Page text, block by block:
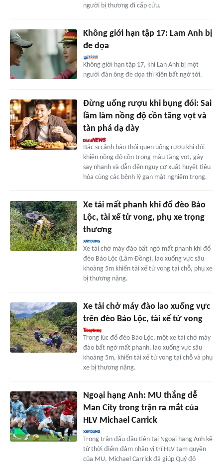
người bị thương đi cấp cứu.
Không giới hạn tập 17: Lam Anh bị
đe dọa
Không giới hạn tập 17, khi Lan Anh bị một
người đàn ông đe dọa thì Kiên bất ngờ tới.
Đừng uống rượu khi bụng đói: Sai
lầm làm nồng độ cồn tăng vọt và
tàn phá dạ dày
Bác sĩ cảnh báo thói quen uống rượu khi đói
khiến nồng độ cồn trong máu tăng vọt, gây
say nhanh và dẫn đến nguy cơ xuất huyết tiêu
hóa cùng các bệnh lý gan mật nghiêm trọng.
Xe tải mất phanh khi đổ đèo Bảo
Lộc, tài xế tử vong, phụ xe trọng
thương
Xe tải chở máy đào bất ngờ mất phanh khi đổ
đèo Bảo Lộc (Lâm Đồng), lao xuống vực sâu
khoảng 5m khiến tài xế tử vong tại chỗ, phụ xe
bị thương nặng.
Xe tải chở máy đào lao xuống vực
trên đèo Bảo Lộc, tài xế tử vong
Trong lúc đổ đèo Bảo Lộc, một xe tải chở máy
đào bất ngờ mất phanh, lao xuống vực sâu
khoảng 5m, khiến tài xế tử vong tại chỗ và phụ
xe bị thương nặng.
Ngoại hạng Anh: MU thắng dễ
Man City trong trận ra mắt của
HLV Michael Carrick
Trong trận đấu đầu tiên tại Ngoại hạng Anh kể
từ thời điểm đảm nhận vị trí HLV tạm quyền
của MU, Michael Carrick đã giúp Quỷ đỏ